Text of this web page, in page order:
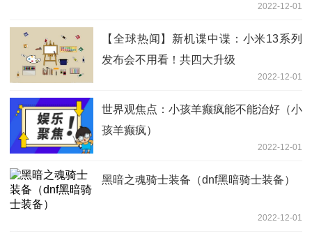
2022-12-01
【全球热闻】新机谍中谍：小米13系列
发布会不用看！共四大升级
2022-12-01
世界观焦点：小孩羊癫疯能不能治好（小
孩羊癫疯）
2022-12-01
黑暗之魂骑士装备（dnf黑暗骑士装备）
2022-12-01